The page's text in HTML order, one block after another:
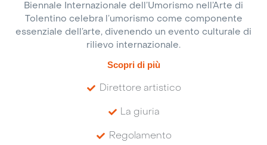
Biennale Internazionale dell’Umorismo nell’Arte di
Tolentino celebra l’umorismo come componente
essenziale dell’arte, divenendo un evento culturale di
rilievo internazionale.
Scopri di più
Direttore artistico
La giuria
Regolamento